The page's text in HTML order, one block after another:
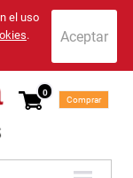
el uso
.
0
Comprar